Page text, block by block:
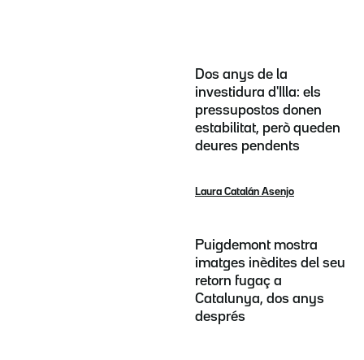
Dos anys de la
investidura d'Illa: els
pressupostos donen
estabilitat, però queden
deures pendents
Laura Catalán Asenjo
Puigdemont mostra
imatges inèdites del seu
retorn fugaç a
Catalunya, dos anys
després